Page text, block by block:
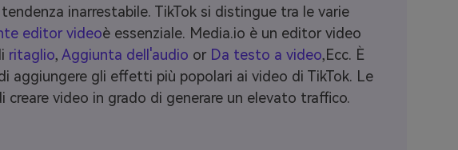
inarrestabile. TikTok si distingue tra le varie
editor videoè essenziale. Media.io è un editor video
ritaglio, Aggiunta dell'audio or Da testo a video,Ecc. È
aggiungere gli effetti più popolari ai video di TikTok. Le
video in grado di generare un elevato traffico.